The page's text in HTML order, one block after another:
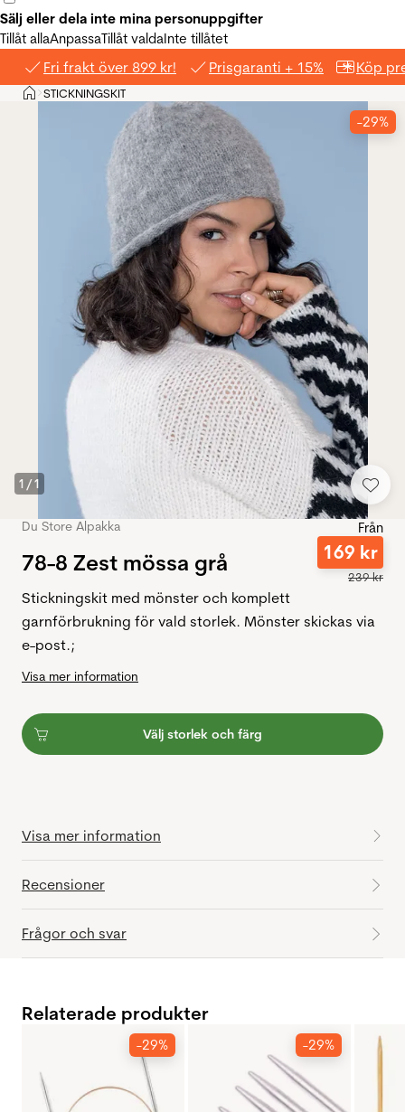
Sälj eller dela inte mina personuppgifter
Tillåt allaAnpassaTillåt valdaInte tillåtet
Fri frakt över 899 kr! Prisgaranti + 15% Köp
Hem
>STICKNINGSKIT
1 /1
-29%
Du Store Alpakka
78-8 Zest mössa grå
Från
169 kr
239kr
Stickningskit med mönster och komplett
garnförbrukning för vald storlek. Mönster skickas via
e-post.;
Visa mer information
Välj storlek och färg
Visa mer information
Recensioner
Frågor och svar
Relaterade produkter
-29% -29%